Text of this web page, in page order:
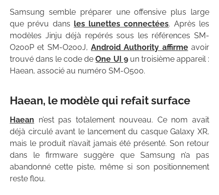
Samsung semble préparer une offensive plus large
que prévu dans les lunettes connectées. Après les
modèles Jinju déjà repérés sous les références SM-
O200P et SM-O200J, Android Authority affirmeavoir
trouvé dans le code deOne UI 9un troisième appareil :
Haean, associé au numéro SM-O500.
Haean, le modèle qui refait surface
Haean n’est pas totalement nouveau. Ce nom avait
déjà circulé avant le lancement du casque Galaxy XR,
mais le produit n’avait jamais été présenté. Son retour
dans le firmware suggère que Samsung n’a pas
abandonné cette piste, même si son positionnement
reste flou.